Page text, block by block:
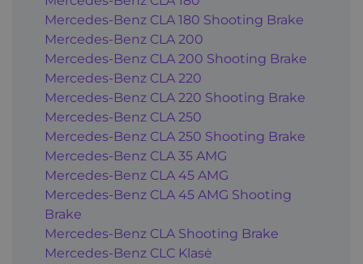
Mercedes-Benz CLA 180 Shooting Brake
Mercedes-Benz CLA 200
Mercedes-Benz CLA 200 Shooting Brake
Mercedes-Benz CLA 220
Mercedes-Benz CLA 220 Shooting Brake
Mercedes-Benz CLA 250
Mercedes-Benz CLA 250 Shooting Brake
Mercedes-Benz CLA 35 AMG
Mercedes-Benz CLA 45 AMG
Mercedes-Benz CLA 45 AMG Shooting
Brake
Mercedes-Benz CLA Shooting Brake
Mercedes-Benz CLC Klasė